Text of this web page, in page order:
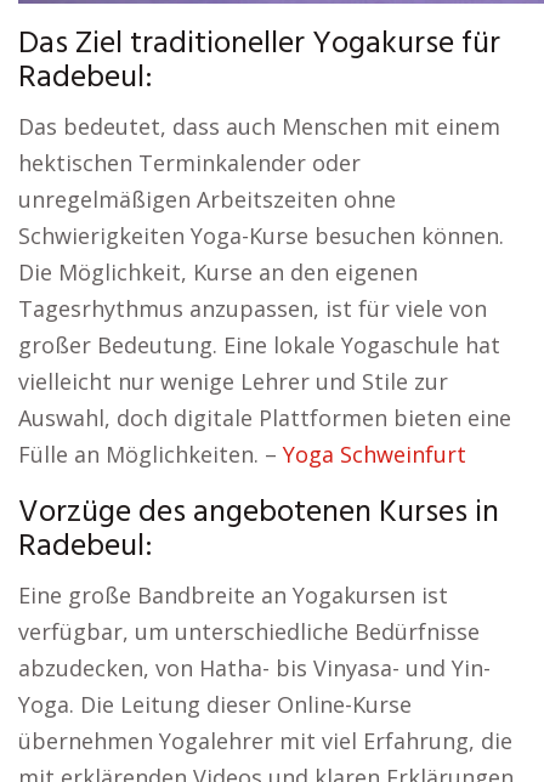
Das Ziel traditioneller Yogakurse für
Radebeul:
Das bedeutet, dass auch Menschen mit einem
hektischen Terminkalender oder
unregelmäßigen Arbeitszeiten ohne
Schwierigkeiten Yoga-Kurse besuchen können.
Die Möglichkeit, Kurse an den eigenen
Tagesrhythmus anzupassen, ist für viele von
großer Bedeutung. Eine lokale Yogaschule hat
vielleicht nur wenige Lehrer und Stile zur
Auswahl, doch digitale Plattformen bieten eine
Fülle an Möglichkeiten. – Yoga Schweinfurt
Vorzüge des angebotenen Kurses in
Radebeul:
Eine große Bandbreite an Yogakursen ist
verfügbar, um unterschiedliche Bedürfnisse
abzudecken, von Hatha- bis Vinyasa- und Yin-
Yoga. Die Leitung dieser Online-Kurse
übernehmen Yogalehrer mit viel Erfahrung, die